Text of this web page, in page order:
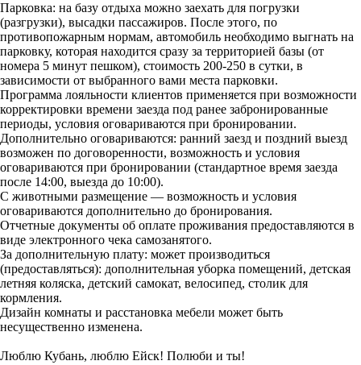
Парковка: на базу отдыха можно заехать для погрузки
(разгрузки), высадки пассажиров. После этого, по
противопожарным нормам, автомобиль необходимо выгнать на
парковку, которая находится сразу за территорией базы (от
номера 5 минут пешком), стоимость 200-250 в сутки, в
зависимости от выбранного вами места парковки.
Программа лояльности клиентов применяется при возможности
корректировки времени заезда под ранее забронированные
периоды, условия оговариваются при бронировании.
Дополнительно оговариваются: ранний заезд и поздний выезд
возможен по договоренности, возможность и условия
оговариваются при бронировании (стандартное время заезда
после 14:00, выезда до 10:00).
С животными размещение — возможность и условия
оговариваются дополнительно до бронирования.
Отчетные документы об оплате проживания предоставляются в
виде электронного чека самозанятого.
За дополнительную плату: может производиться
(предоставляться): дополнительная уборка помещений, детская
летняя коляска, детский самокат, велосипед, столик для
кормления.
Дизайн комнаты и расстановка мебели может быть
несущественно изменена.
Люблю Кубань, люблю Ейск! Полюби и ты!